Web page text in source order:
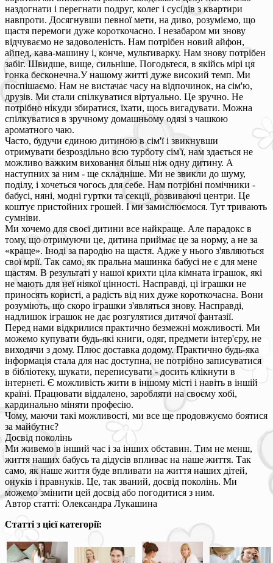
наздогнати і перегнати подруг, колег і сусідів з квартири
навпроти. Досягнувши певної мети, на диво, розуміємо, що
щастя перемоги дуже короткочасно. І незабаром ми знову
відчуваємо не задоволеність. Нам потрібен новий айфон,
айпед, кава-машину і, конче, мультиварку. Нам знову потрібен
забіг. Швидше, вище, сильніше. Погодьтеся, в якійсь мірі ця
гонка бесконечна.У нашому житті дуже високий темп. Ми
поспішаємо. Нам не вистачає часу на відпочинок, на сім'ю,
друзів. Ми стали спілкуватися віртуально. Це зручно. Не
потрібно нікуди збиратися, їхати, щось вигадувати. Можна
спілкуватися в зручному домашньому одязі з чашкою
ароматного чаю.
Часто, будучи єдиною дитиною в сім'ї і звикнувши
отримувати безроздільно всю турботу сім'ї, нам здається не
можливо важким виховання більш ніж одну дитину. А
наступних за ним - ще складніше. Ми не звикли до шуму,
поділу, і хочеться чогось для себе. Нам потрібні помічники -
бабусі, няні, модні гуртки та секції, розвиваючі центри. Це
коштує пристойних грошей. І ми замислюємося. Тут тривають
сумніви.
Ми хочемо для своєї дитини все найкраще. Але парадокс в
тому, що отримуючи це, дитина приймає це за норму, а не за
«краще». Іноді за пародію на щастя. Адже у нього з'являються
свої мрії. Так само, як пральна машинка бабусі не є для мене
щастям. В результаті у нашої крихти ціла кімната іграшок, які
не мають для неї ніякої цінності. Насправді, ці іграшки не
приносять користі, а радість від них дуже короткочасна. Вони
розуміють, що скоро іграшки з'являться знову. Насправді,
надлишок іграшок не дає розгулятися дитячої фантазії.
Перед нами відкрилися практично безмежні можливості. Ми
можемо купувати будь-які книги, одяг, предмети інтер'єру, не
виходячи з дому. Плюс доставка додому. Практично будь-яка
інформація стала для нас доступна, не потрібно записуватися
в бібліотеку, шукати, переписувати - досить клікнути в
інтернеті. Є можливість жити в іншому місті і навіть в іншій
країні. Працювати віддалено, заробляти на своєму хобі,
кардинально міняти професію.
Чому, маючи такі можливості, ми все ще продовжуємо боятися
за майбутнє?
Досвід поколінь
Ми живемо в інший час і за інших обставин. Тим не менш,
життя наших бабусь та дідусів впливає на наше життя. Так
само, як наше життя буде впливати на життя наших дітей,
онуків і правнуків. Це, так званий, досвід поколінь. Ми
можемо змінити цей досвід або погодитися з ним.
Автор статті: Олександра Лукашина
Статті з цієї категорії: